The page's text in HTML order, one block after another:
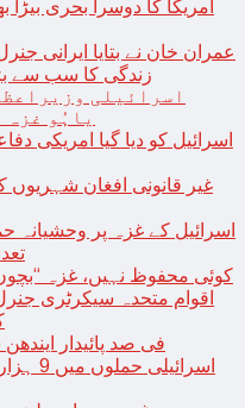
امریکا کا دوسرا بحری
عمران خان نے بتایا ایرانی
زندگی کا سب سے
اسرائیلی
یاہُو غزہ
اسرائیل کو دیا گیا امریکی
غیر قانونی افغان شہریوں
اسرائیل کے غزہ پر
تعداد 10 ہزار
اقوام متحدہ سیکرٹری
100 فی صد پائیدار